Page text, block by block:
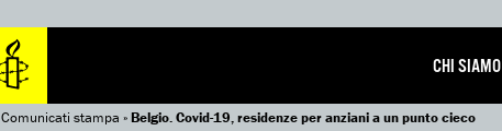
CHI SIAMO
Comunicati stampa »Belgio. Covid-19, residenze per anziani a un punto cieco